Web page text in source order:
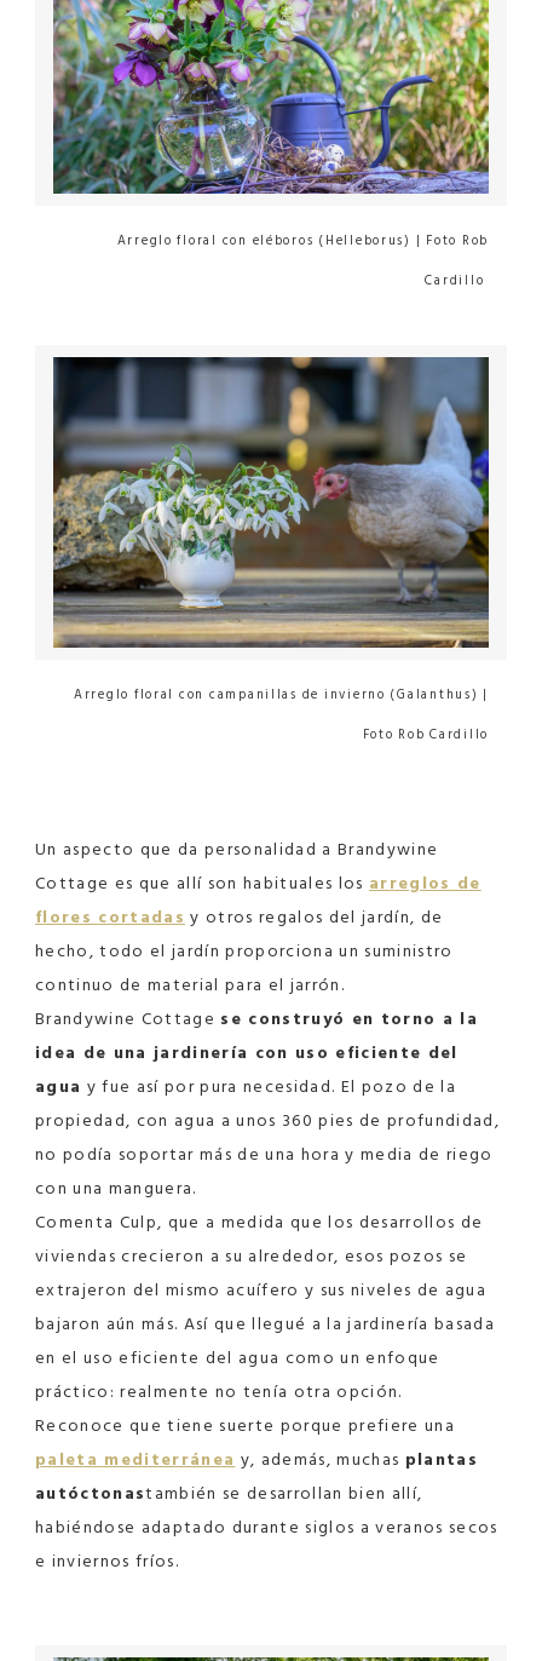
Arreglo floral con eléboros (Helleborus) | Foto Rob
Cardillo
Arreglo floral con campanillas de invierno (Galanthus) |
Foto Rob Cardillo
Un aspecto que da personalidad a Brandywine
Cottage es que allí son habituales los arreglos de
flores cortadasy otros regalos del jardín, de
hecho, todo el jardín proporciona un suministro
continuo de material para el jarrón.
Brandywine Cottage se construyó en torno a la
idea de una jardinería con uso eficiente del
agua y fue así por pura necesidad. El pozo de la
propiedad, con agua a unos 360 pies de profundidad,
no podía soportar más de una hora y media de riego
con una manguera.
Comenta Culp, que a medida que los desarrollos de
viviendas crecieron a su alrededor, esos pozos se
extrajeron del mismo acuífero y sus niveles de agua
bajaron aún más. Así que llegué a la jardinería basada
en el uso eficiente del agua como un enfoque
práctico: realmente no tenía otra opción.
Reconoce que tiene suerte porque prefiere una
paleta mediterráneay, además, muchas plantas
autóctonastambién se desarrollan bien allí,
habiéndose adaptado durante siglos a veranos secos
e inviernos fríos.